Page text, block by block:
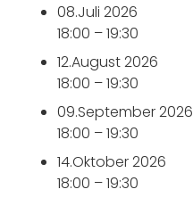
08.Juli 2026
18:00 –19:30
12.August 2026
18:00 –19:30
09.September 2026
18:00 –19:30
14.Oktober 2026
18:00 –19:30